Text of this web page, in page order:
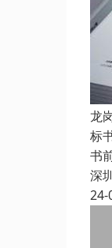
龙
标
书
深
24-